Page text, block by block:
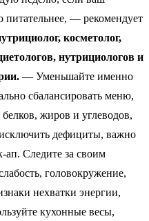
— рекомендует
косметолог,
нутрициологов и
— Уменьшайте именно
сбалансировать меню,
жиров и углеводов,
дефициты, важно
ап. Следите за своим
головокружение,
нехватки энергии,
кухонные весы,